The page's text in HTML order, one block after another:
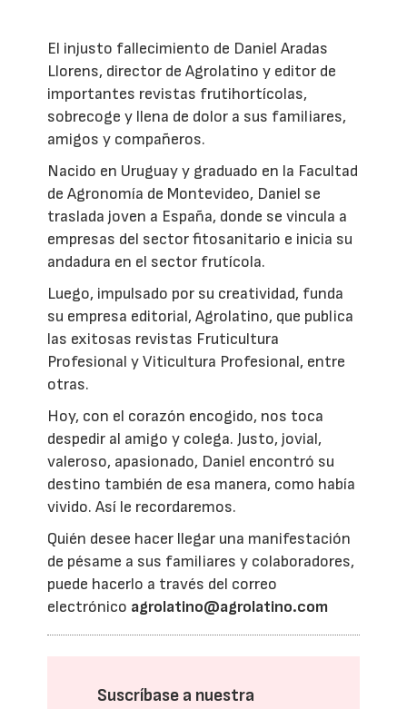
El injusto fallecimiento de Daniel Aradas
Llorens, director de Agrolatino y editor de
importantes revistas frutihortícolas,
sobrecoge y llena de dolor a sus familiares,
amigos y compañeros.
Nacido en Uruguay y graduado en la Facultad
de Agronomía de Montevideo, Daniel se
traslada joven a España, donde se vincula a
empresas del sector fitosanitario e inicia su
andadura en el sector frutícola.
Luego, impulsado por su creatividad, funda
su empresa editorial, Agrolatino, que publica
las exitosas revistas Fruticultura
Profesional y Viticultura Profesional, entre
otras.
Hoy, con el corazón encogido, nos toca
despedir al amigo y colega. Justo, jovial,
valeroso, apasionado, Daniel encontró su
destino también de esa manera, como había
vivido. Así le recordaremos.
Quién desee hacer llegar una manifestación
de pésame a sus familiares y colaboradores,
puede hacerlo a través del correo
electrónico agrolatino@agrolatino.com
Suscríbase a nuestra